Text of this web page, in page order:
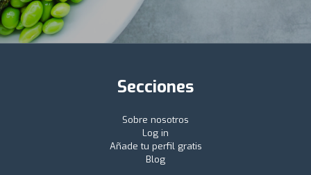
Secciones
Sobre nosotros
Log in
Añade tu perfil gratis
Blog